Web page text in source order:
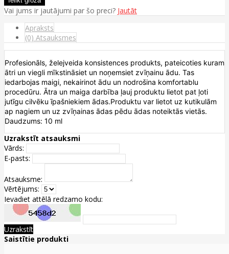
Vai jums ir jautājumi par šo preci? Jautāt
Apraksts
(0) Atsauksmes
Profesionāls, želejveida konsistences produkts, pateicoties kuram
ātri un viegli mīkstināsiet un noņemsiet zvīņainu ādu. Tas
iedarbojas maigi, nekairinot ādu un nodrošina komfortablu
procedūru. Ātra un maiga darbība ļauj produktu lietot pat ļoti
jutīgu cilvēku īpašniekiem ādas.Produktu var lietot uz kutikulām
ap nagiem un uz zvīņainas ādas pēdu ādas noteiktās vietās.
Daudzums: 10 ml
Uzrakstīt atsauksmi
Vārds:
E-pasts:
Atsauksme:
Vērtējums:
Ievadiet attēlā redzamo kodu:
Uzrakstīt
Saistītie produkti